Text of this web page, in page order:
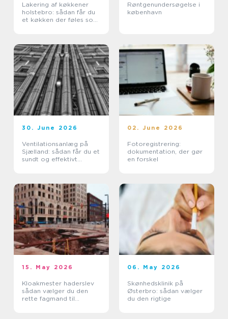
Lakering af køkkener
holstebro: sådan får du
et køkken der føles som
Røntgenundersøgelse i
københavn
30. June 2026
Ventilationsanlæg på
Sjælland: sådan får du et
sundt og effektivt
02. June 2026
Fotoregistrering:
dokumentation, der gør
en forskel
15. May 2026
Kloakmester haderslev
sådan vælger du den
rette fagmand til
06. May 2026
Skønhedsklinik på
Østerbro: sådan vælger
du den rigtige